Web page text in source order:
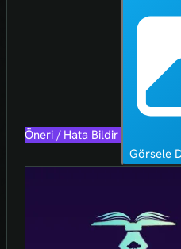
Öneri / Hata Bildir
Görsele